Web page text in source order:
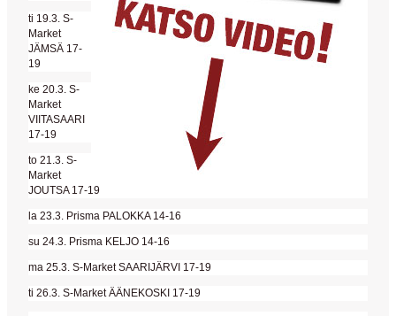
ti 19.3. S-
Market
JÄMSÄ 17-
19
ke 20.3. S-
Market
VIITASAARI
17-19
to 21.3. S-
Market
JOUTSA 17-19
la 23.3. Prisma PALOKKA 14-16
su 24.3. Prisma KELJO 14-16
ma 25.3. S-Market SAARIJÄRVI 17-19
ti 26.3. S-Market ÄÄNEKOSKI 17-19